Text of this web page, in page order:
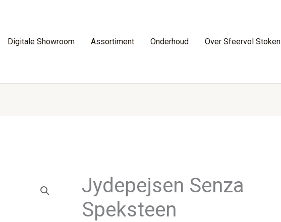
Digitale Showroom Assortiment Onderhoud Over Sfeervol Stoken
Jydepejsen Senza
Speksteen